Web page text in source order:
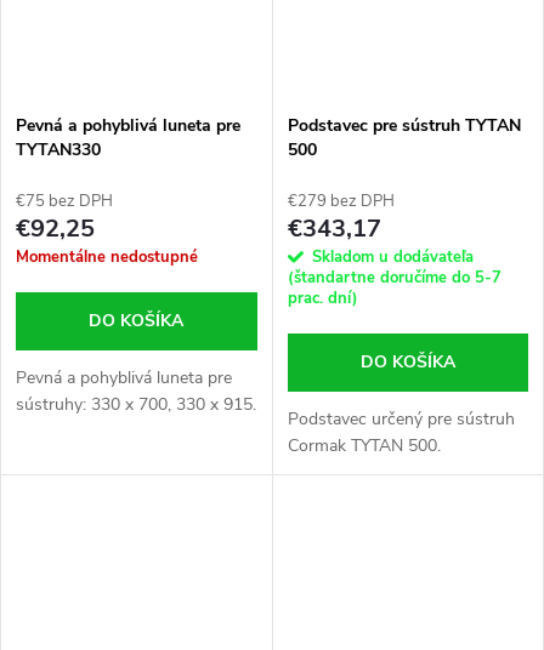
Pevná a pohyblivá luneta pre
TYTAN330
€75 bez DPH
€92,25
Momentálne nedostupné
DO KOŠÍKA
Pevná a pohyblivá luneta pre
sústruhy: 330 x 700, 330 x 915.
Podstavec pre sústruh TYTAN
500
€279 bez DPH
€343,17
Skladom u dodávateľa
(štandartne doručíme do 5-7
prac. dní)
DO KOŠÍKA
Podstavec určený pre sústruh
Cormak TYTAN 500.